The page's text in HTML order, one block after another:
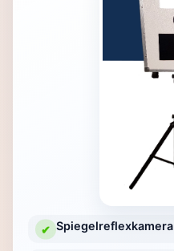
✔ Spiegelreflexkamera